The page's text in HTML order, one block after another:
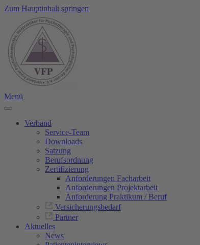
Zum Hauptinhalt springen
Menü
Verband
Service-Team
Downloads
Satzung
Berufsordnung
Zertifizierung
Anforderungen Facharbeit
Anforderungen Projektarbeit
Anforderung Praktikum / Beruf
Versicherungsbedarf
Partner
Aktuelles
News